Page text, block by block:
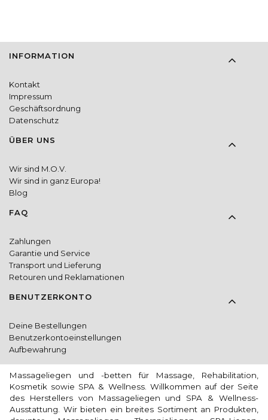
Fußzeilenmenü
INFORMATION
Kontakt
Impressum
Geschäftsordnung
Datenschutz
ÜBER UNS
Wir sind M.O.V.
Wir sind in ganz Europa!
Blog
FAQ
Zahlungen
Garantie und Service
Transport und Lieferung
Retouren und Reklamationen
BENUTZERKONTO
Deine Bestellungen
Benutzerkontoeinstellungen
Aufbewahrung
Massageliegen und -betten für Massage, Rehabilitation,
Kosmetik sowie SPA & Wellness. Willkommen auf der Seite
des Herstellers von Massageliegen und SPA & Wellness-
Ausstattung. Wir bieten ein breites Sortiment an Produkten,